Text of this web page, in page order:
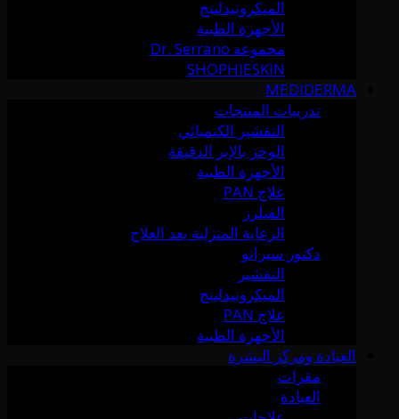
الميكرونيدلينج
الأجهزة الطبية
مجموعة Dr. Serrano
SHOPHIESKIN
MEDIDERMA
تدريبات المنتجات
التقشير الكيميائي
الوخز بالإبر الدقيقة
الأجهزة الطبية
علاج PAN
الفيلرز
الرعاية المنزلية بعد العلاج
دكتور سيرانو
التقشير
الميكرونيدلينج
علاج PAN
الأجهزة الطبية
العيادة ومركز البشرة
مقرات
العيادة